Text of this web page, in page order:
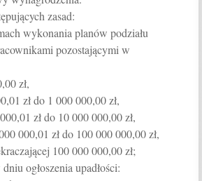
zasad:
wykonania planów podziału
pozostającymi w
zł,
zł do 1 000 000,00 zł,
zł do 10 000 000,00 zł,
000,01 zł do 100 000 000,00 zł,
100 000 000,00 zł;
ogłoszenia upadłości: